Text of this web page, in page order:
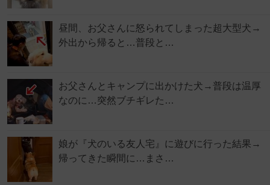
昼間、お父さんに怒られてしまった超大型犬→
外出から帰ると…普段と…
お父さんとキャンプに出かけた犬→普段は温厚
なのに…突然ブチギレた…
娘が『犬のいる友人宅』に遊びに行った結果→
帰ってきた瞬間に…まさ…